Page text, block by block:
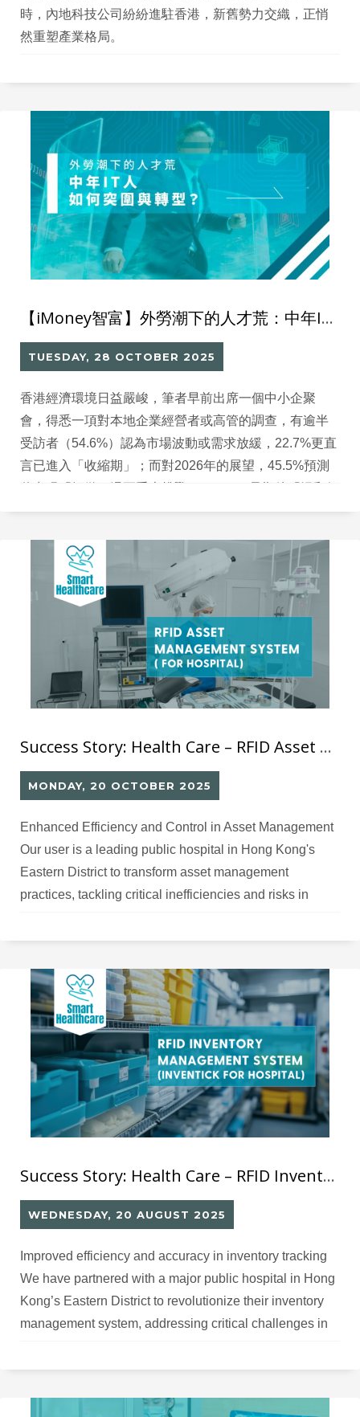
時，內地科技公司紛紛進駐香港，新舊勢力交織，正悄
然重塑產業格局。
【iMoney智富】外勞潮下的人才荒：中年IT人如何突圍與轉型？
TUESDAY, 28 OCTOBER 2025
香港經濟環境日益嚴峻，筆者早前出席一個中小企聚
會，得悉一項對本地企業經營者或高管的調查，有逾半
受訪者（54.6%）認為市場波動或需求放緩，22.7%更直
言已進入「收縮期」；而對2026年的展望，45.5%預測
轉」。
Success Story: Health Care – RFID Asset Management System for Hospital
MONDAY, 20 OCTOBER 2025
Enhanced Efficiency and Control in Asset Management
Our user is a leading public hospital in Hong Kong's
Eastern District to transform asset management
practices, tackling critical inefficiencies and risks in
Success Story: Health Care – RFID Inventory Management System
WEDNESDAY, 20 AUGUST 2025
Improved efficiency and accuracy in inventory tracking
We have partnered with a major public hospital in Hong
Kong’s Eastern District to revolutionize their inventory
management system, addressing critical challenges in
Challenges The hospital’s manual inventory system
time-consuming stock counting, frequent recording